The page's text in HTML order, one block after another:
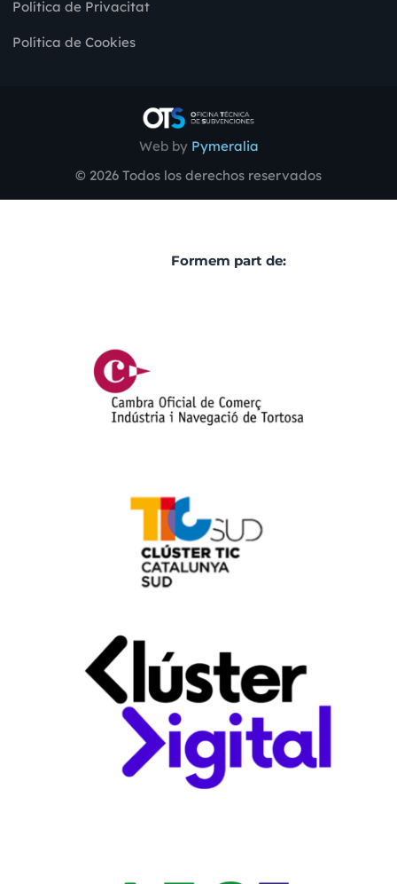
Política de Privacitat
Política de Cookies
Web by Pymeralia
© 2026 Todos los derechos reservados
Formem part de: